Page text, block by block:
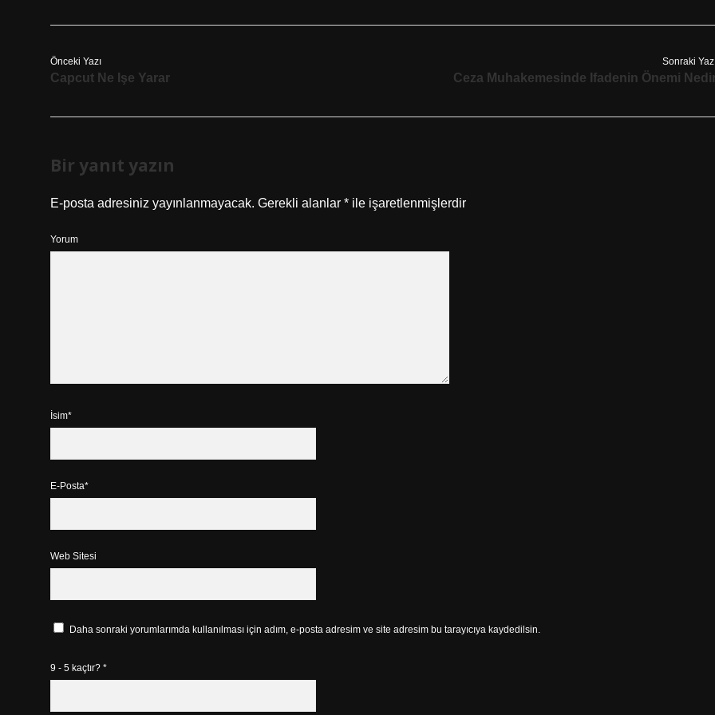
Önceki Yazı
Capcut Ne Işe Yarar
Sonraki
Ceza Muhakemesinde Ifadenin Önemi
Bir yanıt yazın
E-posta adresiniz yayınlanmayacak. Gerekli alanlar * ile işaretlenmişlerdir
Yorum
İsim*
E-Posta*
Web Sitesi
Daha sonraki yorumlarımda kullanılması için adım, e-posta adresim ve site adresim bu tarayıcıya kaydedilsin.
9 - 5 kaçtır? *